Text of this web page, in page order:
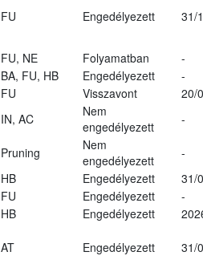
FU Engedélyezett 31/
FU, NE Folyamatban
-
BA, FU, HB Engedélyezett
-
FU Visszavont
20/
IN, AC
Nem
engedélyezett
-
Pruning
Nem
engedélyezett
-
HB Engedélyezett
31/
FU Engedélyezett
-
HB Engedélyezett
AT Engedélyezett 31/